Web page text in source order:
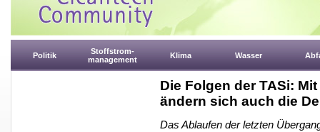
Politik
Stoffstrom-
management
Klima Wasser
Die Folgen der TASi:
ändern sich auch die
Das Ablaufen der letzten